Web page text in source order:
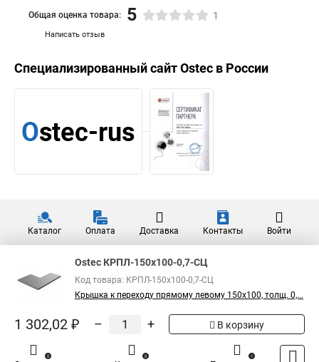
Ostec КУПТП90-200-0,7-R100-
СЦ Крышка к углу плоскому
плавному 90 град. к лотку 200
Крышка к угловому
соединителю плоскому 90
град. к лотку 200
5
Специализированный сайт в России
Ostec КРПЛ-150х100-0,7-СЦ
Код товара: КРПЛ-150х100-0,7-СЦ
Крышка к переходу прямому левому 150х100, толщ. 0,...
1 302,02 ₽ – + В корзину
0 0 1